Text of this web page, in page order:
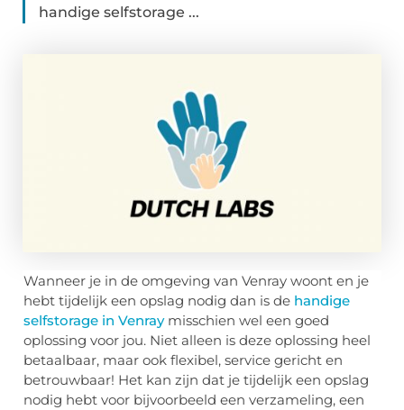
handige selfstorage ...
Wanneer je in de omgeving van Venray woont en je
hebt tijdelijk een opslag nodig dan is de handige
selfstorage in Venray misschien wel een goed
oplossing voor jou. Niet alleen is deze oplossing heel
betaalbaar, maar ook flexibel, service gericht en
betrouwbaar! Het kan zijn dat je tijdelijk een opslag
nodig hebt voor bijvoorbeeld een verzameling, een